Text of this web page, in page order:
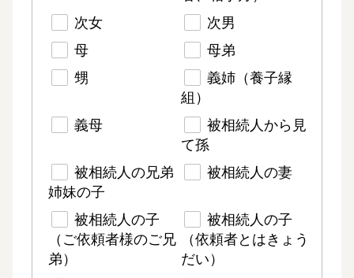
次女
次男
母
母弟
甥
義姉（養子縁
組）
義母
被相続人から見
て孫
被相続人の兄弟
姉妹の子
被相続人の妻
被相続人の子
（ご依頼者様のご兄
弟）
被相続人の子
（依頼者とはきょう
だい）